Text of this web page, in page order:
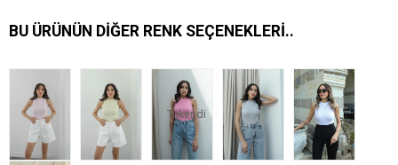
BU ÜRÜNÜN DIĞER RENK SEÇENEKLERI..
Tükendi